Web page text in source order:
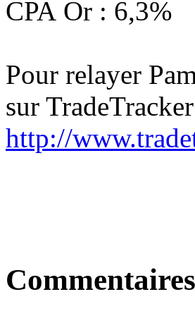
CPA Or : 6,3%
Pour relayer
sur
http://
Commentaires